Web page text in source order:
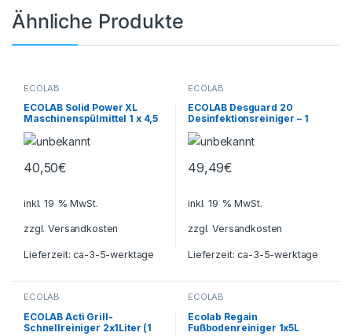
Ähnliche Produkte
ECOLAB
ECOLAB Solid Power XL
Maschinenspülmittel 1 x 4,5
kg ECOLAB
40,50€
inkl. 19 % MwSt.
zzgl.Versandkosten
Lieferzeit:ca-3-5-werktage
ECOLAB
ECOLAB Desguard 20
Desinfektionsreiniger – 1
Karton a 4x1Liter Ecolab
49,49€
inkl. 19 % MwSt.
zzgl.Versandkosten
Lieferzeit:ca-3-5-werktage
ECOLAB
ECOLAB Acti Grill-
Schnellreiniger 2x1Liter (1
ECOLAB
Ecolab Regain
Fußbodenreiniger 1x5L